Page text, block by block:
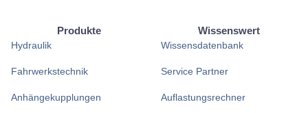
Produkte
Hydraulik
Fahrwerkstechnik
Anhängekupplungen
Wissenswert
Wissensdatenbank
Service Partner
Auflastungsrechner